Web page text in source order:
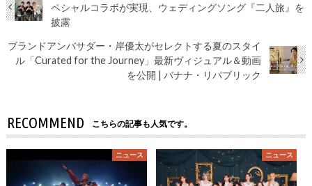
ペシャルコラボが実現、ウェディングソング『二人旅』を
披露
ブランドアンバサダー・岸優太がセレクトする夏のスタイ
ル「Curated for the Journey」最新ヴィジュアル＆動画
を公開 | バナナ・リパブリック
RECOMMEND こちらの記事も人気です。
ニュース ニュース